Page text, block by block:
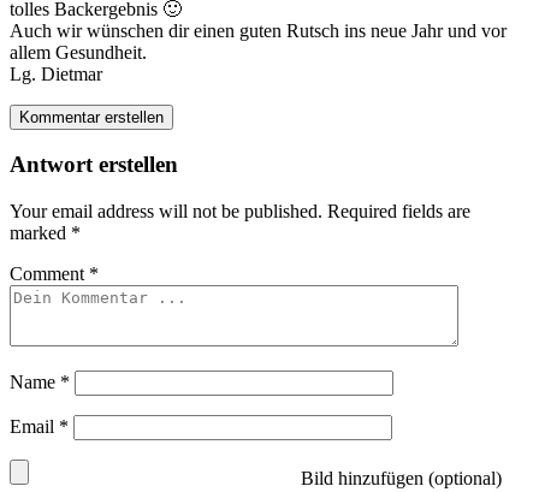
tolles Backergebnis 🙂
Auch wir wünschen dir einen guten Rutsch ins neue Jahr und vor
allem Gesundheit.
Lg. Dietmar
Kommentar erstellen
Antwort erstellen
Your email address will not be published. Required fields are
marked *
Comment *
Name *
Email *
Bild hinzufügen (optional)